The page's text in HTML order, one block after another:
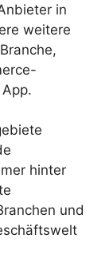
in
weitere
hinter
und